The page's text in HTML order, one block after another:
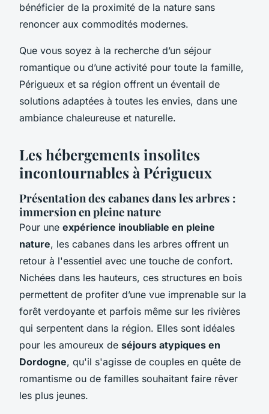
bénéficier de la proximité de la nature sans
renoncer aux commodités modernes.
Que vous soyez à la recherche d’un séjour
romantique ou d’une activité pour toute la famille,
Périgueux et sa région offrent un éventail de
solutions adaptées à toutes les envies, dans une
ambiance chaleureuse et naturelle.
Les hébergements insolites
incontournables à Périgueux
Présentation des cabanes dans les arbres :
immersion en pleine nature
Pour une expérience inoubliable en pleine
nature, les cabanes dans les arbres offrent un
retour à l'essentiel avec une touche de confort.
Nichées dans les hauteurs, ces structures en bois
permettent de profiter d’une vue imprenable sur la
forêt verdoyante et parfois même sur les rivières
qui serpentent dans la région. Elles sont idéales
pour les amoureux de séjours atypiques en
Dordogne, qu'il s'agisse de couples en quête de
romantisme ou de familles souhaitant faire rêver
les plus jeunes.